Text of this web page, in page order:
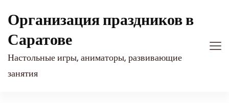
Организация праздников в
Саратове
Настольные игры, аниматоры, развивающие
занятия